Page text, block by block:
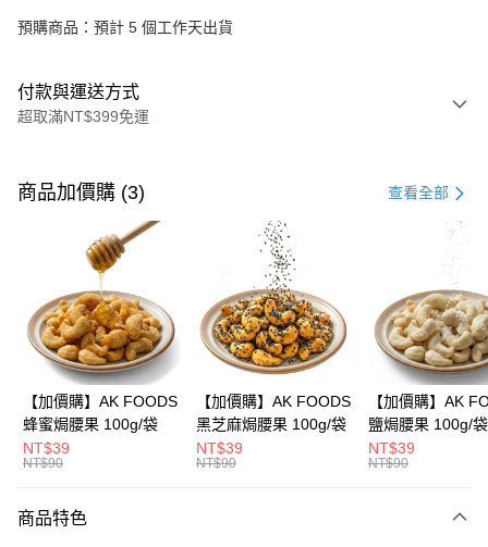
預購商品：預計 5 個工作天出貨
付款與運送方式
超取滿NT$399免運
信用卡一次付款
3 期 0 利率 每期
合作金庫商業銀行
第一商業銀行
華南商業銀行
彰化商業銀行
上海商業儲蓄銀行
台北富邦商業銀行
國泰世華商業銀行
兆豐國際商業銀行
臺灣中小企業銀行
匯豐（台灣）商業銀行
華泰商業銀行
聯邦商業銀行
遠東國際商業銀行
元大商業銀行
台灣樂天信用卡公司
超商取貨付款
LINE Pay
Apple Pay
街口支付
悠遊付
AFTEE先享後付
商品加價購 (3) 查看全部
【加價購】AK FOODS
蜂蜜焗腰果 100g/袋
NT$39
NT$90
【加價購】AK FOODS
黑芝麻焗腰果 100g/袋
NT$39
NT$90
【加價購】AK
鹽焗腰果 100g/袋
NT$39
NT$90
商品特色